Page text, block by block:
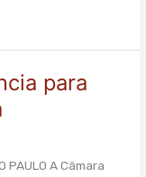
para
PAULO A Câmara